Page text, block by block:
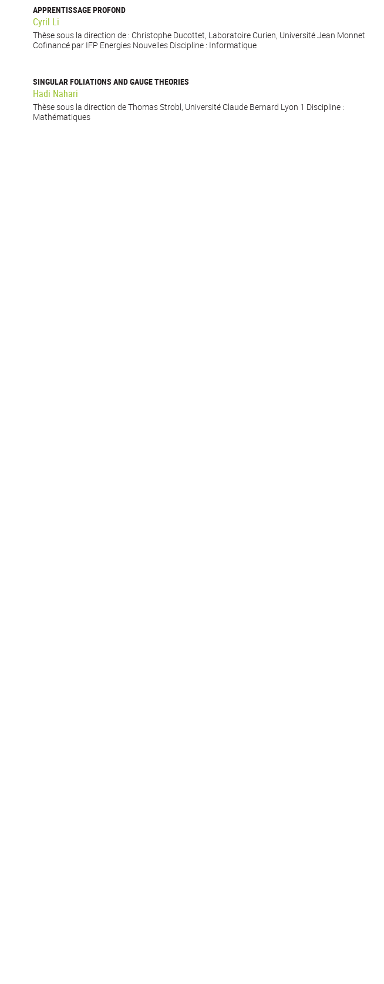
APPRENTISSAGE PROFOND
Cyril Li
Thèse sous la direction de : Christophe Ducottet, Laboratoire Curien, Université Jean Monnet
Cofinancé par IFP Energies Nouvelles Discipline : Informatique
SINGULAR FOLIATIONS AND GAUGE THEORIES
Hadi Nahari
Thèse sous la direction de Thomas Strobl, Université Claude Bernard Lyon 1 Discipline :
Mathématiques